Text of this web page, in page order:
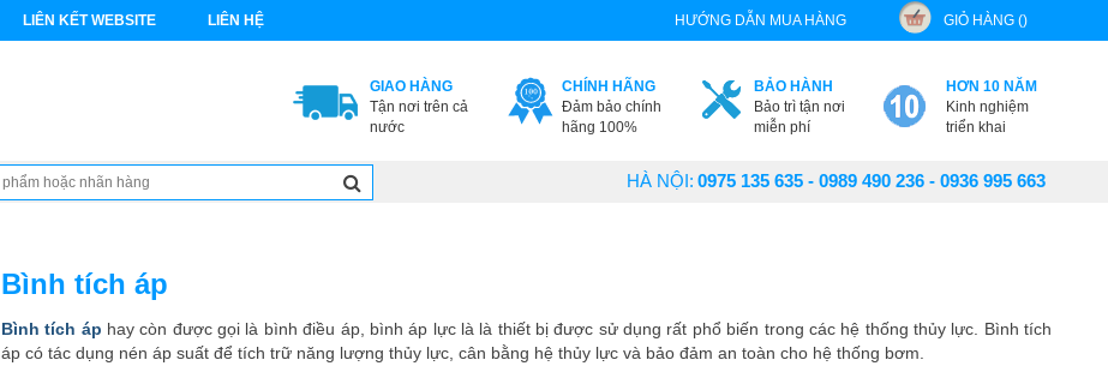
LIÊN KẾT WEBSITE LIÊN HỆ HƯỚNG DẪN MUA HÀNG GIỎ HÀNG ()
GIAO HÀNG
Tận nơi trên cả
nước
CHÍNH HÃNG
Đảm bảo chính
hãng 100%
BẢO HÀNH
Bảo trì tận nơi
miễn phí
HƠN 10 NĂM
Kinh nghiệm
triển khai
HÀ NỘI: 0975 135 635 - 0989 490 236 - 0936 995 663
Bình tích áp
Bình tích áp hay còn được gọi là bình điều áp, bình áp lực là là thiết bị được sử dụng rất phổ biến trong các hệ thống thủy lực. Bình tích
áp có tác dụng nén áp suất để tích trữ năng lượng thủy lực, cân bằng hệ thủy lực và bảo đảm an toàn cho hệ thống bơm.